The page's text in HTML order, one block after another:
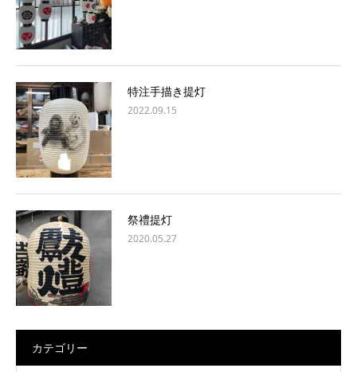
特注手描き提灯
2022.09.15
祭禮提灯
2020.05.27
カテゴリー